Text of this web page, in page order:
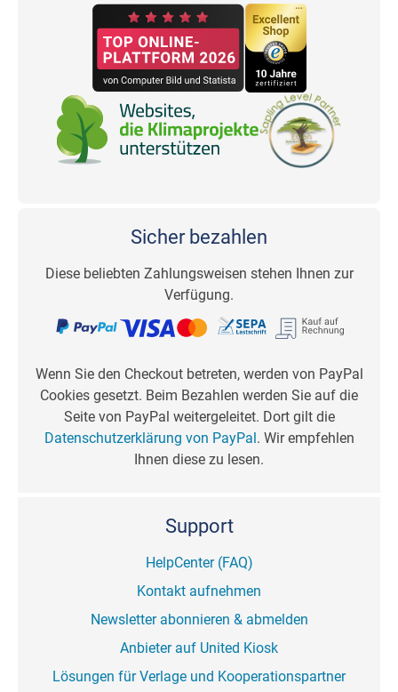
Sicher bezahlen
Diese beliebten Zahlungsweisen stehen Ihnen zur
Verfügung.
Wenn Sie den Checkout betreten, werden von PayPal
Cookies gesetzt. Beim Bezahlen werden Sie auf die
Seite von PayPal weitergeleitet. Dort gilt die
Datenschutzerklärung von PayPal. Wir empfehlen
Ihnen diese zu lesen.
Support
HelpCenter (FAQ)
Kontakt aufnehmen
Newsletter abonnieren & abmelden
Anbieter auf United Kiosk
Lösungen für Verlage und Kooperationspartner